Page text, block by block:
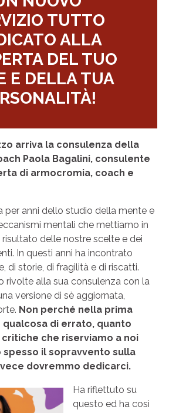
TUTTO
ALLA
DEL TUO
E DELLA TUA
!
arriva la consulenza della
Paola Bagalini, consulente
di armocromia, coach e
per anni dello studio della mente e
mentali che mettiamo in
delle nostre scelte e dei
In questi anni ha incontrato
di storie, di fragilità e di riscatti.
rivolte alla sua consulenza con la
versione di sè aggiornata,
Non perché nella prima
di errato, quanto
che riserviamo a noi
il sopravvento sulla
dovremmo dedicarci.
Ha riflettuto su
questo ed ha così